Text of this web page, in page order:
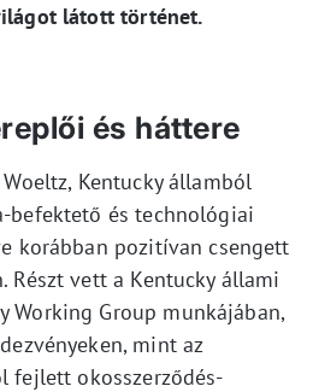
látott történet.
és háttere
Kentucky államból
befektető és technológiai
korábban pozitívan csengett
Részt vett a Kentucky állami
Working Group munkájában,
mint az
fejlett okosszerződés-